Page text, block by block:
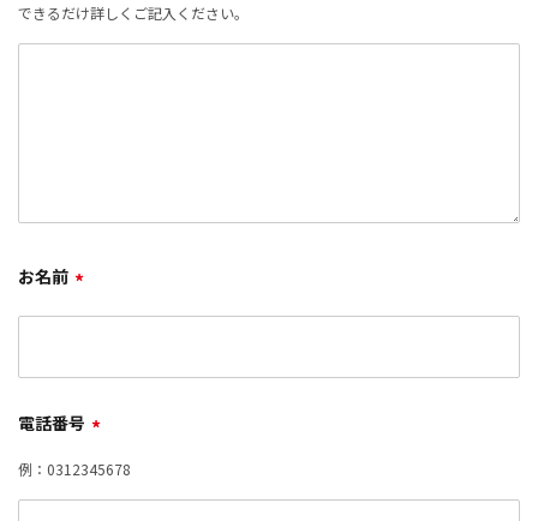
できるだけ詳しくご記入ください。
お名前 *
電話番号 *
例：0312345678